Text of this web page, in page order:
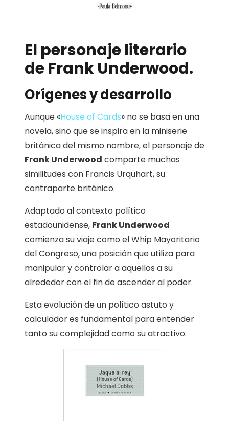
El personaje literario
de Frank Underwood.
Orígenes y desarrollo
Aunque «House of Cards» no se basa en una
novela, sino que se inspira en la miniserie
británica del mismo nombre, el personaje de
Frank Underwood comparte muchas
similitudes con Francis Urquhart, su
contraparte británico.
Adaptado al contexto político
estadounidense, Frank Underwood
comienza su viaje como el Whip Mayoritario
del Congreso, una posición que utiliza para
manipular y controlar a aquellos a su
alrededor con el fin de ascender al poder.
Esta evolución de un político astuto y
calculador es fundamental para entender
tanto su complejidad como su atractivo.